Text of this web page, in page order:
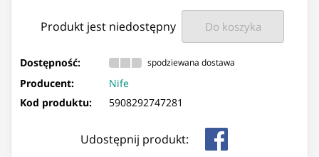
Produkt jest niedostępny Do koszyka
Dostępność: spodziewana dostawa
Producent:
Nife
Kod produktu:
5908292747281
Udostępnij produkt: